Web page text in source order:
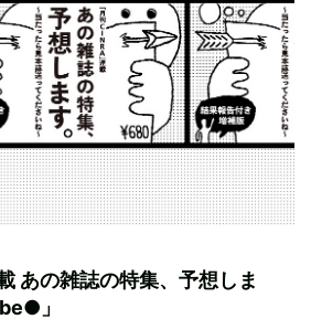
あの雑誌の特集、予想しま
」